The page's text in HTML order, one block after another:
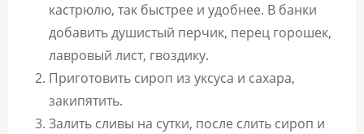
кастрюлю, так быстрее и удобнее. В банки
добавить душистый перчик, перец горошек,
лавровый лист, гвоздику.
Приготовить сироп из уксуса и сахара,
закипятить.
Залить сливы на сутки, после слить сироп и